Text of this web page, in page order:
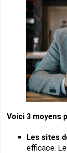
Voici 3 moyens
Les sites
efficace.